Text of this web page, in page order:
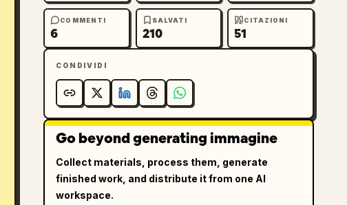
COMMENTI
6
SALVATI
210
CITAZIONI
51
CONDIVIDI
Go beyond generating immagine
Collect materials, process them, generate
finished work, and distribute it from one AI
workspace.